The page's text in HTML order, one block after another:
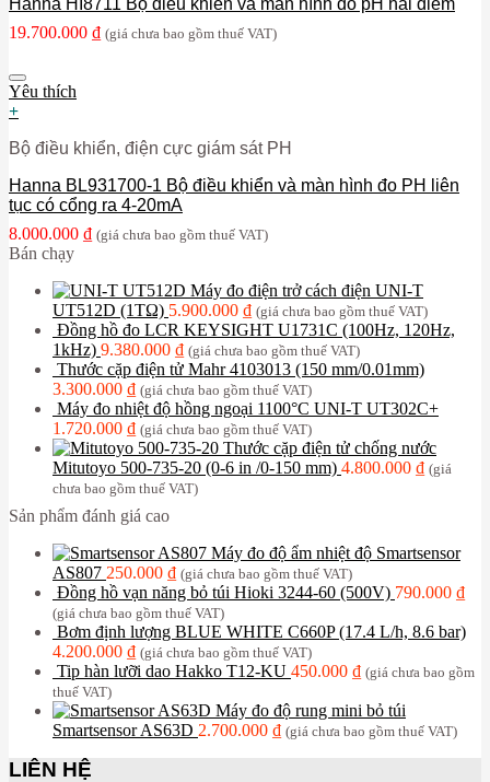
Hanna HI8711 Bộ điều khiển và màn hình đo pH hai điểm
19.700.000 ₫ (giá chưa bao gồm thuế VAT)
Yêu thích
+
Bộ điều khiển, điện cực giám sát PH
Hanna BL931700-1 Bộ điều khiển và màn hình đo PH liên
tục có cổng ra 4-20mA
8.000.000 ₫ (giá chưa bao gồm thuế VAT)
Bán chạy
Máy đo điện trở cách điện UNI-T
UT512D (1TΩ) 5.900.000 ₫ (giá chưa bao gồm thuế VAT)
Đồng hồ đo LCR KEYSIGHT U1731C (100Hz, 120Hz,
1kHz) 9.380.000 ₫ (giá chưa bao gồm thuế VAT)
Thước cặp điện tử Mahr 4103013 (150 mm/0.01mm)
3.300.000 ₫ (giá chưa bao gồm thuế VAT)
Máy đo nhiệt độ hồng ngoại 1100°C UNI-T UT302C+
1.720.000 ₫ (giá chưa bao gồm thuế VAT)
Thước cặp điện tử chống nước
Mitutoyo 500-735-20 (0-6 in /0-150 mm) 4.800.000 ₫ (giá
chưa bao gồm thuế VAT)
Sản phẩm đánh giá cao
Máy đo độ ẩm nhiệt độ Smartsensor
AS807 250.000 ₫ (giá chưa bao gồm thuế VAT)
Đồng hồ vạn năng bỏ túi Hioki 3244-60 (500V) 790.000 ₫
(giá chưa bao gồm thuế VAT)
Bơm định lượng BLUE WHITE C660P (17.4 L/h, 8.6 bar)
4.200.000 ₫ (giá chưa bao gồm thuế VAT)
Tip hàn lưỡi dao Hakko T12-KU 450.000 ₫ (giá chưa bao gồm
thuế VAT)
Máy đo độ rung mini bỏ túi
Smartsensor AS63D 2.700.000 ₫ (giá chưa bao gồm thuế VAT)
LIÊN HỆ